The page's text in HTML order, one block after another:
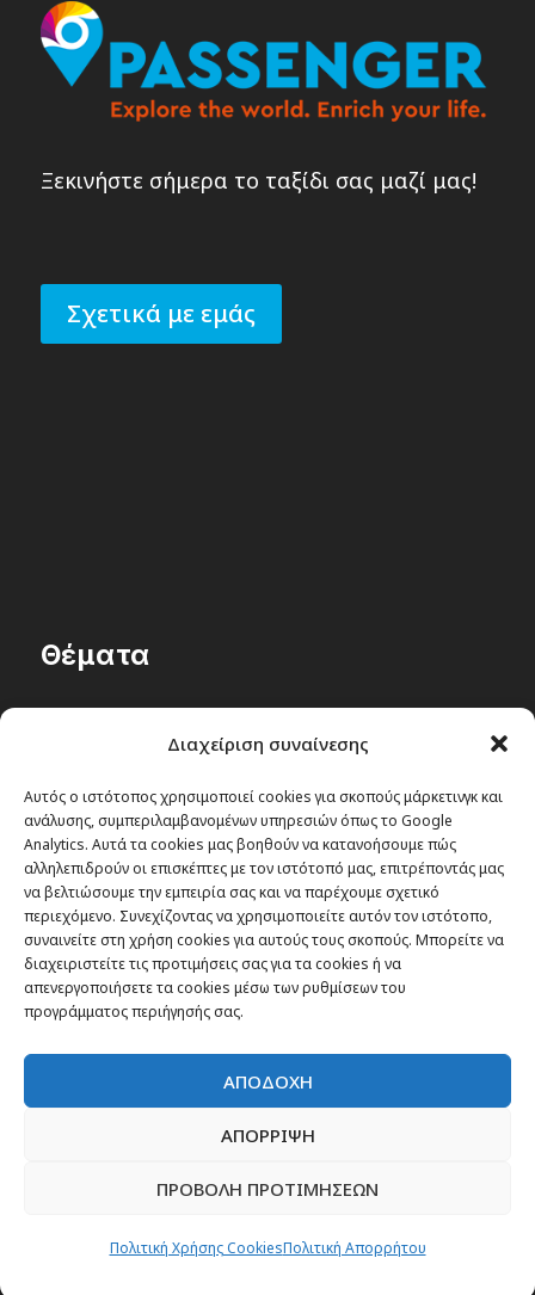
Διαχείριση συναίνεσης
Αυτός ο ιστότοπος χρησιμοποιεί cookies για σκοπούς μάρκετινγκ και
ανάλυσης, συμπεριλαμβανομένων υπηρεσιών όπως το Google
Analytics. Αυτά τα cookies μας βοηθούν να κατανοήσουμε πώς
αλληλεπιδρούν οι επισκέπτες με τον ιστότοπό μας, επιτρέποντάς μας
να βελτιώσουμε την εμπειρία σας και να παρέχουμε σχετικό
περιεχόμενο. Συνεχίζοντας να χρησιμοποιείτε αυτόν τον ιστότοπο,
συναινείτε στη χρήση cookies για αυτούς τους σκοπούς. Μπορείτε να
διαχειριστείτε τις προτιμήσεις σας για τα cookies ή να
απενεργοποιήσετε τα cookies μέσω των ρυθμίσεων του
προγράμματος περιήγησής σας.
ΑΠΟΔΟΧΗ
ΑΠΟΡΡΙΨΗ
ΠΡΟΒΟΛΗ ΠΡΟΤΙΜΗΣΕΩΝ
Πολιτική Χρήσης CookiesΠολιτική Απορρήτου
Ξεκινήστε σήμερα το ταξίδι σας μαζί μας!
Σχετικά με εμάς
Θέματα
Passenger στην Ελλάδα
Passenger στον κόσμο
TRAVEL NEWS
Οργάνωσε το ταξίδι σου
CITY and CULTURE
Newsletter
“H μόνη επένδυση από την οποία δεν έχεις